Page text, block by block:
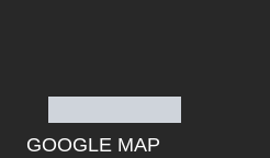
GOOGLE MAP